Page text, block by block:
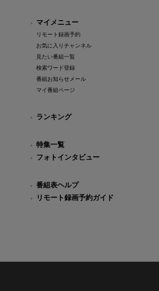
マイメニュー
リモート録画予約
お気に入りチャンネル
見たい番組一覧
検索ワード登録
番組お知らせメール
マイ番組ページ
ランキング
特集一覧
フォトインタビュー
番組表ヘルプ
リモート録画予約ガイド